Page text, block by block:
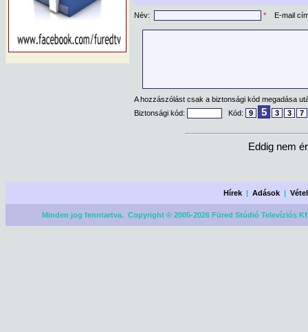
Név: * E-mail
A hozzászólást csak a biztonsági kód megadása
Biztonsági kód:
Kód: 9 5 3 3 7
Eddig nem
Hírek |Adások |
Minden jog fenntartva. Copyright © 2005-2026 Füred Stúdió Televíziós